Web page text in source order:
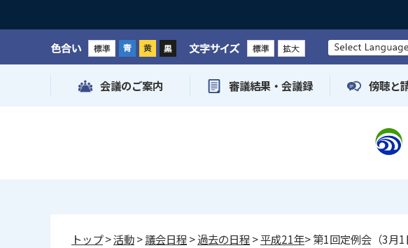
色合い 文字サイズ
会議のご案内 審議結果・会議録 傍聴と
トップ>活動>議会日程>過去の日程>平成21年> 第1回定例会（3月1